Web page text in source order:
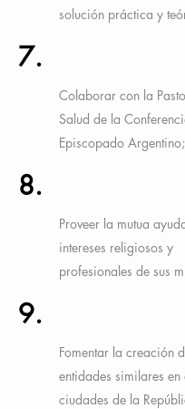
solución práctica y
7.
Colaborar con la
Salud de la
Episcopado Argentino;
8.
Proveer la mutua
intereses religiosos y
profesionales de sus
9.
Fomentar la creación
entidades similares en
ciudades de la